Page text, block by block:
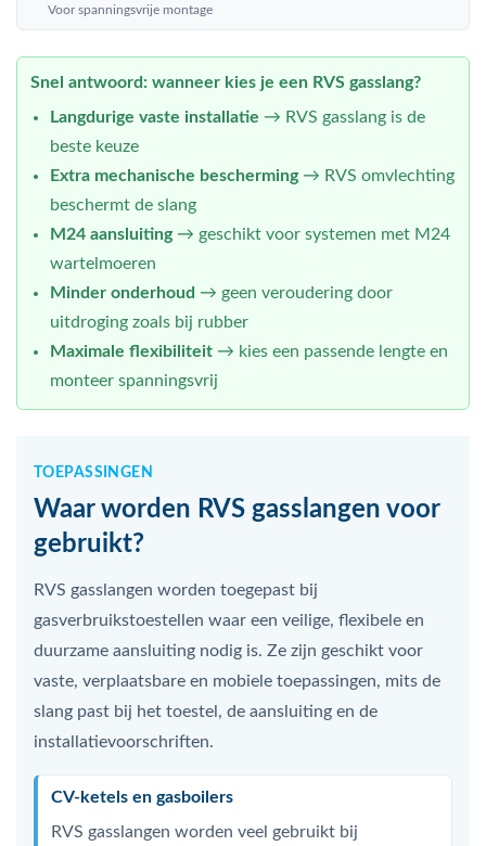
Voor spanningsvrije montage
Snel antwoord: wanneer kies je een RVS gasslang?
Langdurige vaste installatie → RVS gasslang is de
beste keuze
Extra mechanische bescherming→ RVS omvlechting
beschermt de slang
M24 aansluiting→ geschikt voor systemen met M24
wartelmoeren
Minder onderhoud → geen veroudering door
uitdroging zoals bij rubber
Maximale flexibiliteit → kies een passende lengte en
monteer spanningsvrij
TOEPASSINGEN
Waar worden RVS gasslangen voor
gebruikt?
RVS gasslangen worden toegepast bij
gasverbruikstoestellen waar een veilige, flexibele en
duurzame aansluiting nodig is. Ze zijn geschikt voor
vaste, verplaatsbare en mobiele toepassingen, mits de
slang past bij het toestel, de aansluiting en de
installatievoorschriften.
CV-ketels en gasboilers
RVS gasslangen worden veel gebruikt bij